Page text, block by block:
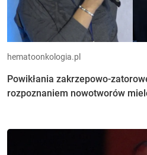
hematoonkologia.pl
Powikłania zakrzepowo-
rozpoznaniem nowotworów